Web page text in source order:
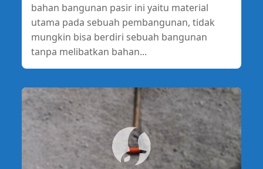
bahan bangunan pasir ini yaitu material
utama pada sebuah pembangunan, tidak
mungkin bisa berdiri sebuah bangunan
tanpa melibatkan bahan...